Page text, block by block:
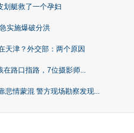
划艇救了一个孕妇
实施爆破分洪
天津？外交部：两个原因
在路口指路，7位摄影师...
悲情蒙混 警方现场勘察发现...